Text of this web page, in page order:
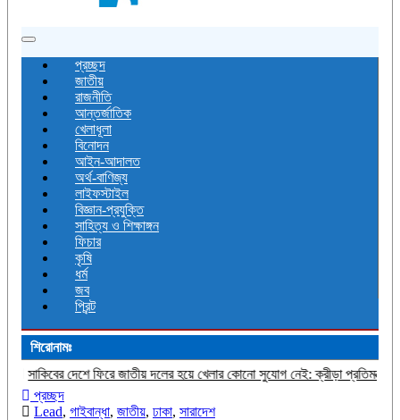
Toggle
navigationপ্রচ্ছদ
জাতীয়
রাজনীতি
আন্তর্জাতিক
খেলাধূলা
বিনোদন
আইন-আদালত
অর্থ-বাণিজ্য
লাইফস্টাইল
বিজ্ঞান-প্রযুক্তি
সাহিত্য ও শিক্ষাঙ্গন
ফিচার
কৃষি
ধর্ম
জব
প্রিন্ট
শিরোনামঃ
ফিরে জাতীয় দলের হয়ে খেলার কোনো সুযোগ নেই: ক্রীড়া প্রতিমন্ত্রী
ড্যাবের ৩৭তম
প্রচ্ছদ
Lead, গাইবান্ধা, জাতীয়, ঢাকা, সারাদেশ